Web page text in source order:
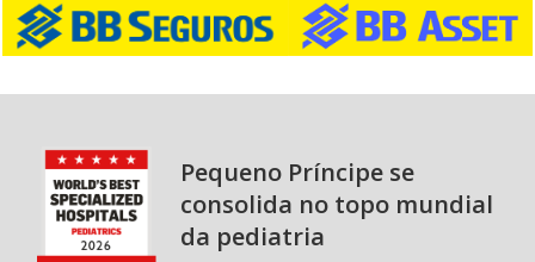
Pequeno Príncipe se
consolida no topo mundial
da pediatria